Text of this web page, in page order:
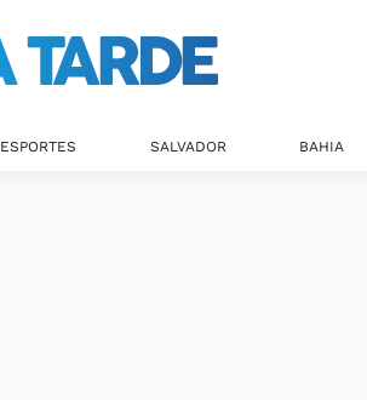
ESPORTES SALVADOR BAHIA